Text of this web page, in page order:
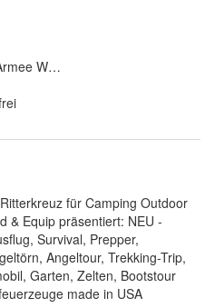
Wandern billig günstig
für Camping Outdoor
& Equip präsentiert: NEU -
Survival, Prepper,
Angeltour, Trekking-Trip,
Garten, Zelten, Bootstour
made in USA